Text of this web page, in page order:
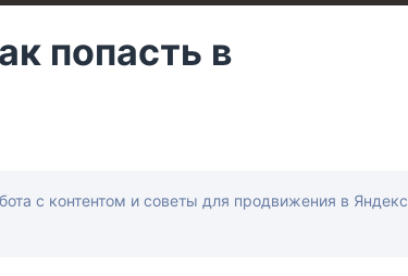
попасть в
с контентом и советы для продвижения в Яндекс